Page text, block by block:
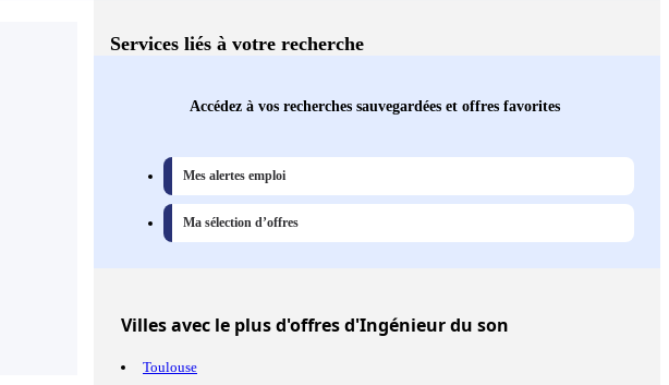
Services liés à votre recherche
Accédez à vos recherches sauvegardées et offres favorites
Mes alertes emploi
Ma sélection d’offres
Villesavec le plus d'offres d'Ingénieur du son
Toulouse